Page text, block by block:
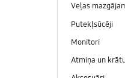
Veļas
Putekļsūcēji
Monitori
Atmiņa un